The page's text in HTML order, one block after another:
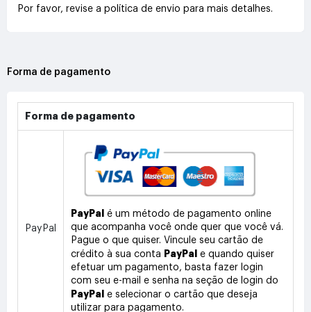
Por favor, revise a política de envio para mais detalhes.
Forma de pagamento
Forma de pagamento
PayPal
PayPal
é um método de pagamento online
que acompanha você onde quer que você vá.
Pague o que quiser. Vincule seu cartão de
crédito à sua conta PayPal
e quando quiser
efetuar um pagamento, basta fazer login
com seu e-mail e senha na seção de login do
PayPal
e selecionar o cartão que deseja
utilizar para pagamento.